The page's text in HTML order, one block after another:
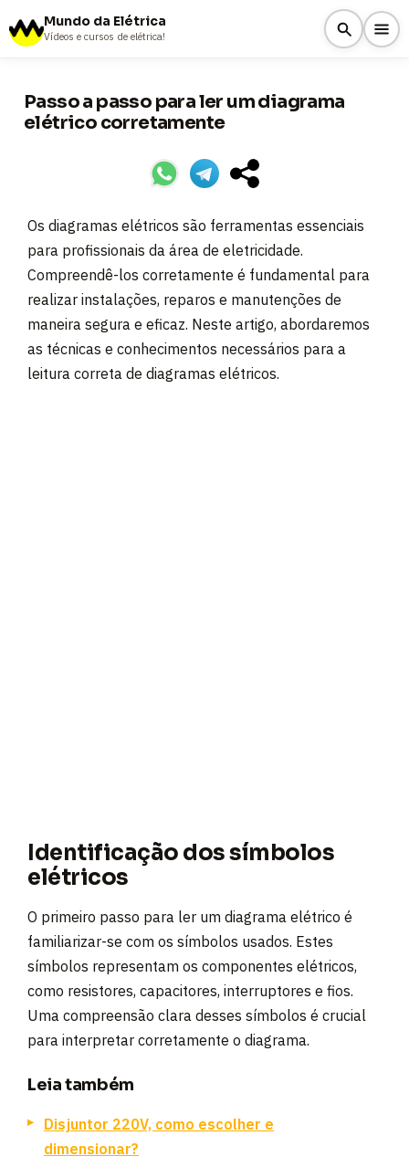
Mundo da Elétrica
Vídeos e cursos de elétrica!
Passo a passo para ler um diagrama
elétrico corretamente
Os diagramas elétricos são ferramentas essenciais
para profissionais da área de eletricidade.
Compreendê-los corretamente é fundamental para
realizar instalações, reparos e manutenções de
maneira segura e eficaz. Neste artigo, abordaremos
as técnicas e conhecimentos necessários para a
leitura correta de diagramas elétricos.
Identificação dos símbolos
elétricos
O primeiro passo para ler um diagrama elétrico é
familiarizar-se com os símbolos usados. Estes
símbolos representam os componentes elétricos,
como resistores, capacitores, interruptores e fios.
Uma compreensão clara desses símbolos é crucial
para interpretar corretamente o diagrama.
Leia também
Disjuntor 220V, como escolher e
dimensionar?